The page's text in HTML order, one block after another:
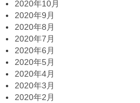
2020年10月
2020年9月
2020年8月
2020年7月
2020年6月
2020年5月
2020年4月
2020年3月
2020年2月